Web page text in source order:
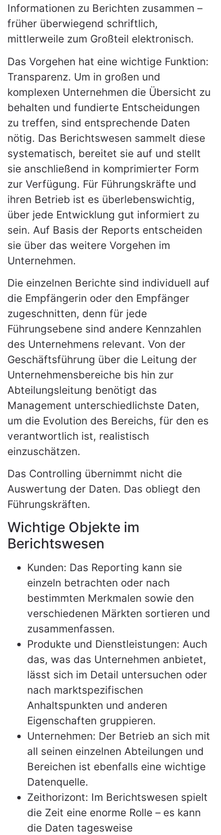
Informationen zu Berichten zusammen –
früher überwiegend schriftlich,
mittlerweile zum Großteil elektronisch.
Das Vorgehen hat eine wichtige Funktion:
Transparenz. Um in großen und
komplexen Unternehmen die Übersicht zu
behalten und fundierte Entscheidungen
zu treffen, sind entsprechende Daten
nötig. Das Berichtswesen sammelt diese
systematisch, bereitet sie auf und stellt
sie anschließend in komprimierter Form
zur Verfügung. Für Führungskräfte und
ihren Betrieb ist es überlebenswichtig,
über jede Entwicklung gut informiert zu
sein. Auf Basis der Reports entscheiden
sie über das weitere Vorgehen im
Unternehmen.
Die einzelnen Berichte sind individuell auf
die Empfängerin oder den Empfänger
zugeschnitten, denn für jede
Führungsebene sind andere Kennzahlen
des Unternehmens relevant. Von der
Geschäftsführung über die Leitung der
Unternehmensbereiche bis hin zur
Abteilungsleitung benötigt das
Management unterschiedlichste Daten,
um die Evolution des Bereichs, für den es
verantwortlich ist, realistisch
einzuschätzen.
Das Controlling übernimmt nicht die
Auswertung der Daten. Das obliegt den
Führungskräften.
Wichtige Objekte im
Berichtswesen
Kunden: Das Reporting kann sie
einzeln betrachten oder nach
bestimmten Merkmalen sowie den
verschiedenen Märkten sortieren und
zusammenfassen.
Produkte und Dienstleistungen: Auch
das, was das Unternehmen anbietet,
lässt sich im Detail untersuchen oder
nach marktspezifischen
Anhaltspunkten und anderen
Eigenschaften gruppieren.
Unternehmen: Der Betrieb an sich mit
all seinen einzelnen Abteilungen und
Bereichen ist ebenfalls eine wichtige
Datenquelle.
Zeithorizont: Im Berichtswesen spielt
die Zeit eine enorme Rolle – es kann
die Daten tagesweise